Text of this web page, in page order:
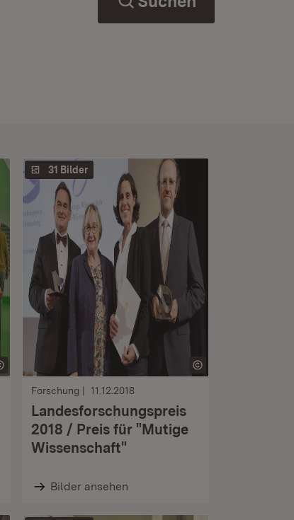
31 Bilder
Forschung 11.12.2018
Landesforschungspreis
2018 / Preis für "Mutige
Wissenschaft"
Bilder ansehen